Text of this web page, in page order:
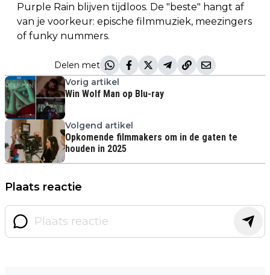
Purple Rain blijven tijdloos. De "beste" hangt af
van je voorkeur: epische filmmuziek, meezingers
of funky nummers.
Delen met
Vorig artikel
Win Wolf Man op Blu-ray
Volgend artikel
Opkomende filmmakers om in de gaten te
houden in 2025
Plaats reactie